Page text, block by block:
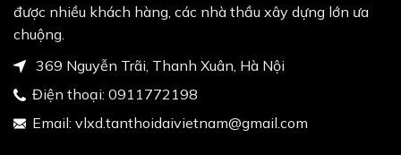
được nhiều khách hàng, các nhà thầu xây dựng lớn ưa
chuộng.
369 Nguyễn Trãi, Thanh Xuân, Hà Nội
Điện thoại: 0911772198
Email: vlxd.tanthoidaivietnam@gmail.com